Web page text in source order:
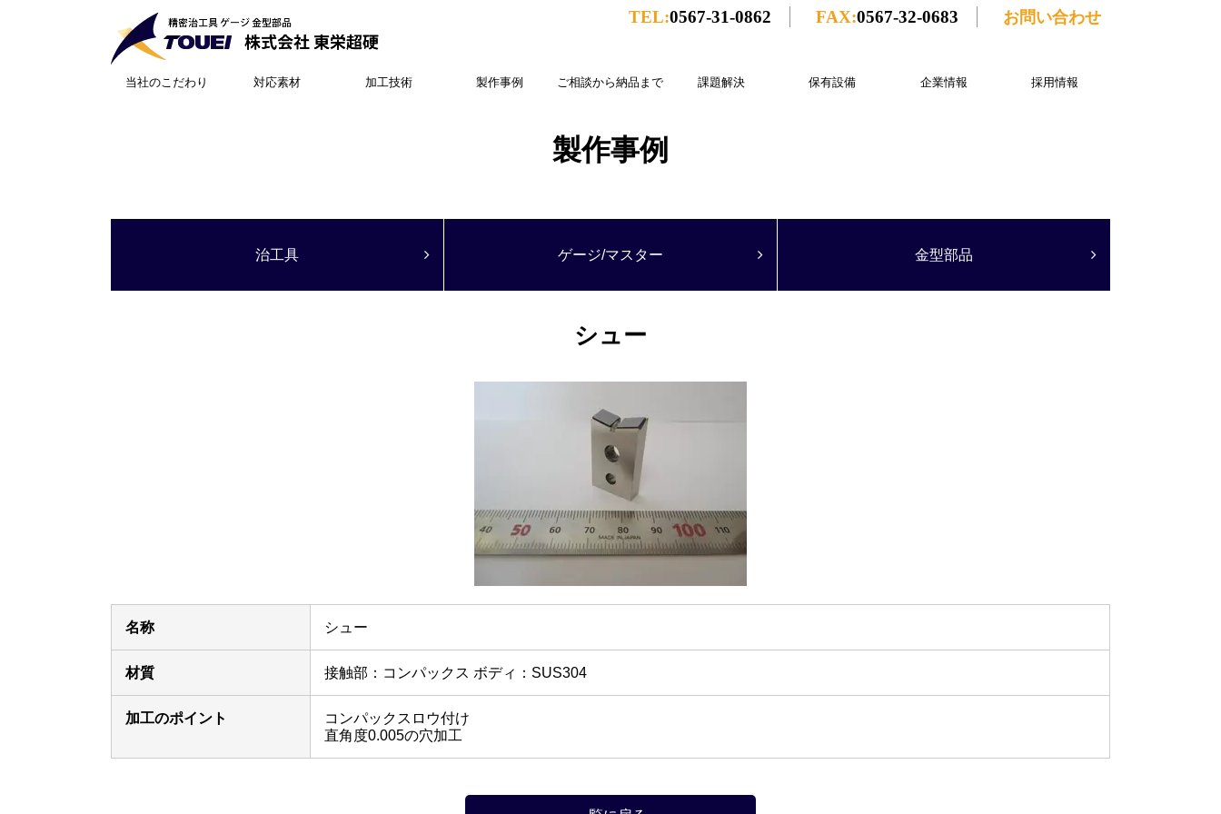
TEL:0567-31-0862 FAX:0567-32-0683 お問い合わせ
当社のこだわり 対応素材 加工技術 製作事例 ご相談から納品まで 課題解決 保有設備 企業情報 採用情報
製作事例
治工具 ゲージ/マスター 金型部品
シュー
名称 シュー
材質 接触部：コンパックス ボディ：SUS304
加工のポイント
コンパックスロウ付け
直角度0.005の穴加工